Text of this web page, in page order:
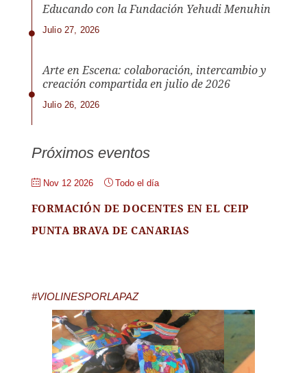
Educando con la Fundación Yehudi Menuhin
Julio 27, 2026
Arte en Escena: colaboración, intercambio y
creación compartida en julio de 2026
Julio 26, 2026
Próximos eventos
Nov 12 2026 Todo el día
FORMACIÓN DE DOCENTES EN EL CEIP
PUNTA BRAVA DE CANARIAS
#VIOLINESPORLAPAZ